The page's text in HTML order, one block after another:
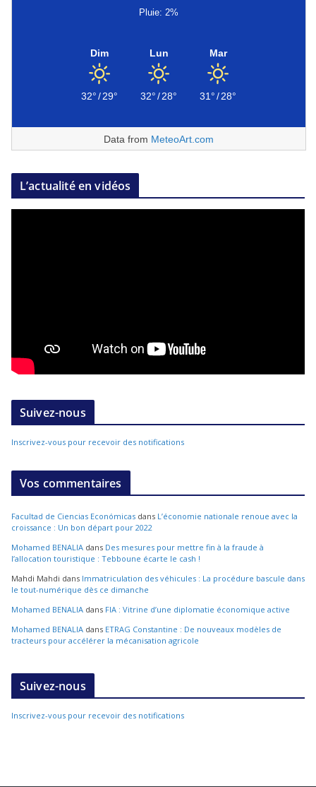
Pluie: 2%
Dim
32°/29°
Lun
32°/28°
Mar
31°/28°
Data from MeteoArt.com
L’actualité en vidéos
Suivez-nous
Inscrivez-vous pour recevoir des notifications
Vos commentaires
Facultad de Ciencias Económicas dans L’économie nationale renoue avec la
croissance : Un bon départ pour 2022
Mohamed BENALIA dans Des mesures pour mettre fin à la fraude à
l’allocation touristique : Tebboune écarte le cash !
Mahdi Mahdi dans Immatriculation des véhicules : La procédure bascule dans
le tout-numérique dès ce dimanche
Mohamed BENALIA dans FIA : Vitrine d’une diplomatie économique active
Mohamed BENALIA dans ETRAG Constantine : De nouveaux modèles de
tracteurs pour accélérer la mécanisation agricole
Suivez-nous
Inscrivez-vous pour recevoir des notifications